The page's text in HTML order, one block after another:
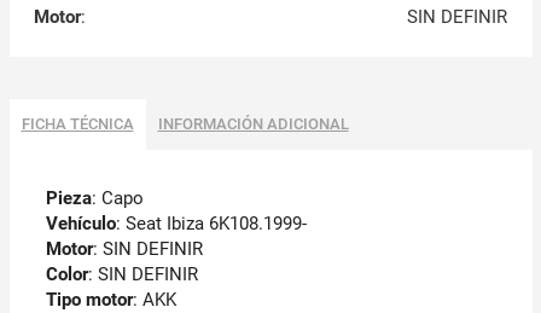
Motor: SIN DEFINIR
FICHA TÉCNICA INFORMACIÓN ADICIONAL
Pieza: Capo
Vehículo: Seat Ibiza 6K108.1999-
Motor: SIN DEFINIR
Color: SIN DEFINIR
Tipo motor: AKK